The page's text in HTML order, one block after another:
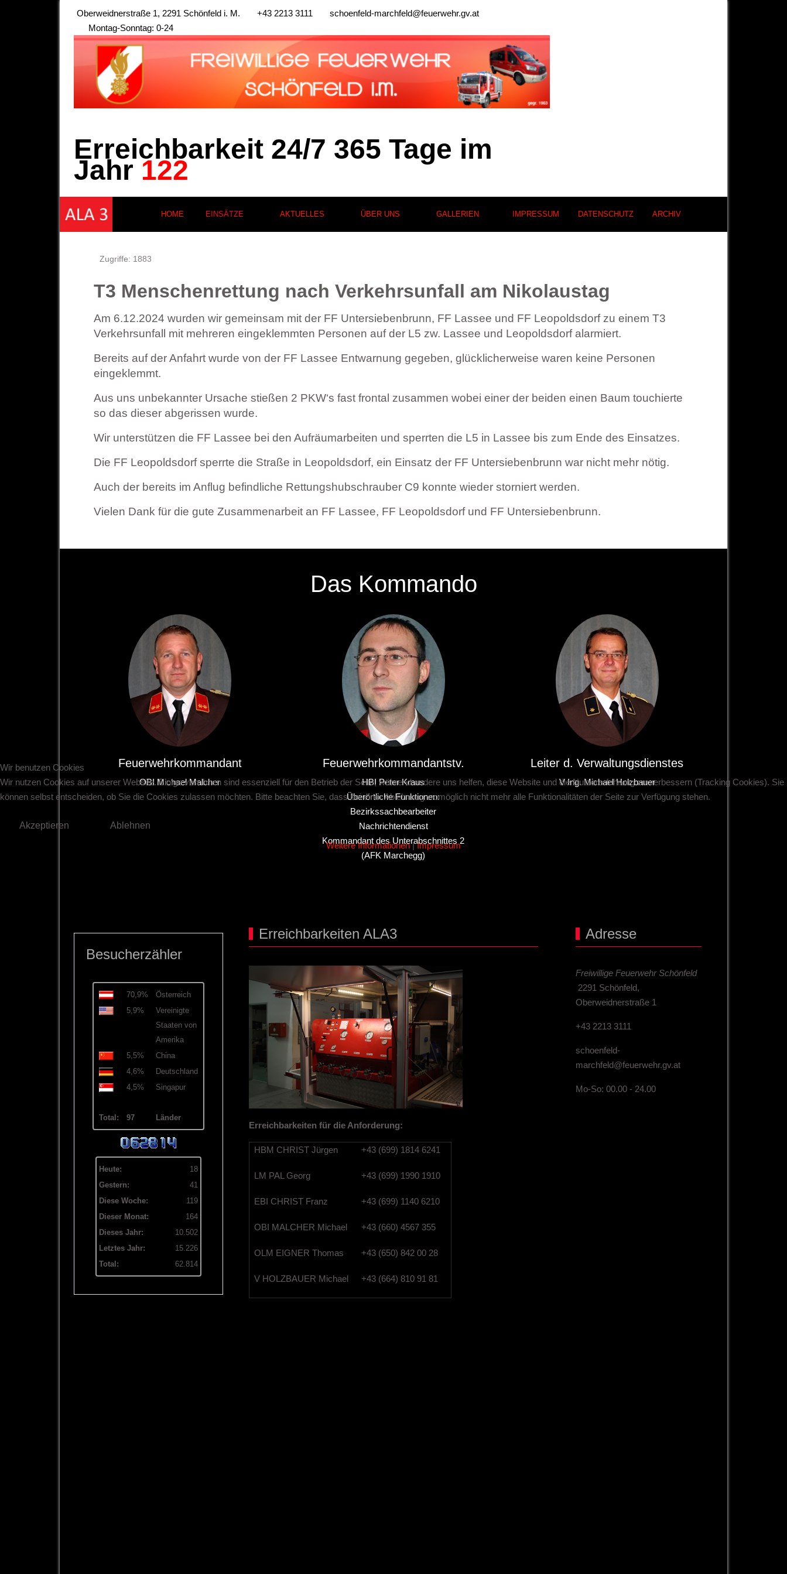
Oberweidnerstraße 1, 2291 Schönfeld i. M. +43 2213 3111
schoenfeld-marchfeld@feuerwehr.gv.at
Montag-Sonntag: 0-24
Erreichbarkeit 24/7 365 Tage im
Jahr 122
HOME EINSÄTZE AKTUELLES ÜBER UNS GALLERIEN IMPRESSUM DATENSCHUTZ ARCHIV
Zugriffe: 1883
T3 Menschenrettung nach Verkehrsunfall am Nikolaustag
Am 6.12.2024 wurden wir gemeinsam mit der FF Untersiebenbrunn, FF Lassee und FF Leopoldsdorf zu einem T3
Verkehrsunfall mit mehreren eingeklemmten Personen auf der L5 zw. Lassee und Leopoldsdorf alarmiert.
Bereits auf der Anfahrt wurde von der FF Lassee Entwarnung gegeben, glücklicherweise waren keine Personen
eingeklemmt.
Aus uns unbekannter Ursache stießen 2 PKW‘s fast frontal zusammen wobei einer der beiden einen Baum touchierte
so das dieser abgerissen wurde.
Wir unterstützen die FF Lassee bei den Aufräumarbeiten und sperrten die L5 in Lassee bis zum Ende des Einsatzes.
Die FF Leopoldsdorf sperrte die Straße in Leopoldsdorf, ein Einsatz der FF Untersiebenbrunn war nicht mehr nötig.
Auch der bereits im Anflug befindliche Rettungshubschrauber C9 konnte wieder storniert werden.
Vielen Dank für die gute Zusammenarbeit an FF Lassee, FF Leopoldsdorf und FF Untersiebenbrunn.
Das Kommando
Feuerwehrkommandant
OBI Michael Malcher
Feuerwehrkommandantstv.
HBI Peter Kraus
Überörtliche Funktionen:
Bezirkssachbearbeiter
Nachrichtendienst
Kommandant des Unterabschnittes 2
(AFK Marchegg)
Leiter d. Verwaltungsdienstes
V Ing. Michael Holzbauer
Besucherzähler
70,9%
Österreich
5,9%
Vereinigte
Staaten von
Amerika
5,5%
China
4,6%
Deutschland
4,5%
Singapur
Total: 97 Länder
Heute:
18
Gestern:
41
Diese Woche:
119
Dieser Monat:
164
Dieses Jahr:
10.502
Letztes Jahr:
15.226
Total:
62.814
Erreichbarkeiten ALA3
Erreichbarkeiten für die Anforderung:
HBM CHRIST Jürgen +43 (699) 1814 6241
LM PAL Georg +43 (699) 1990 1910
EBI CHRIST Franz +43 (699) 1140 6210
OBI MALCHER Michael +43 (660) 4567 355
OLM EIGNER Thomas +43 (650) 842 00 28
V HOLZBAUER Michael +43 (664) 810 91 81
Adresse
Freiwillige Feuerwehr Schönfeld
2291 Schönfeld,
Oberweidnerstraße 1
+43 2213 3111
schoenfeld-
marchfeld@feuerwehr.gv.at
Mo-So: 00.00 - 24.00
Wir benutzen Cookies
Wir nutzen Cookies auf unserer Website. Einige von ihnen sind essenziell für den Betrieb der Seite, während andere uns helfen, diese Website und die Nutzererfahrung zu verbessern (Tracking Cookies). Sie
können selbst entscheiden, ob Sie die Cookies zulassen möchten. Bitte beachten Sie, dass bei einer Ablehnung womöglich nicht mehr alle Funktionalitäten der Seite zur Verfügung stehen.
Akzeptieren
Ablehnen
Weitere Informationen|Impressum